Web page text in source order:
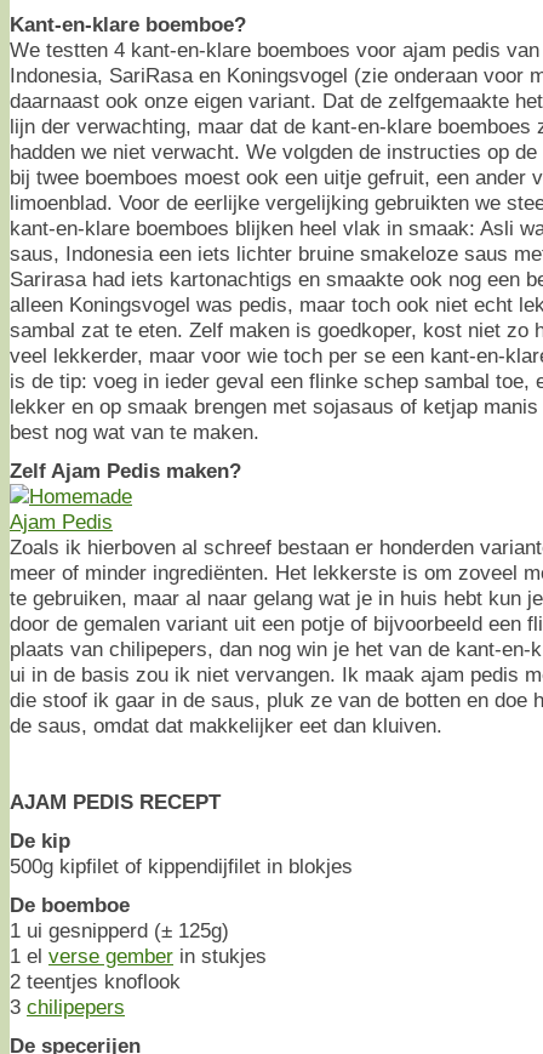
Kant-en-klare boemboe?
We testten 4 kant-en-klare boemboes voor ajam pedis
Indonesia, SariRasa en Koningsvogel (zie onderaan voor
daarnaast ook onze eigen variant. Dat de zelfgemaakte
lijn der verwachting, maar dat de kant-en-klare boemboes
hadden we niet verwacht. We volgden de instructies op
bij twee boemboes moest ook een uitje gefruit, een ander
limoenblad. Voor de eerlijke vergelijking gebruikten we
kant-en-klare boemboes blijken heel vlak in smaak: Asli
saus, Indonesia een iets lichter bruine smakeloze saus
Sarirasa had iets kartonachtigs en smaakte ook nog een
alleen Koningsvogel was pedis, maar toch ook niet echt
sambal zat te eten. Zelf maken is goedkoper, kost niet zo
veel lekkerder, maar voor wie toch per se een kant-en-
is de tip: voeg in ieder geval een flinke schep sambal toe,
lekker en op smaak brengen met sojasaus of ketjap
best nog wat van te maken.
Zelf Ajam Pedis maken?
Zoals ik hierboven al schreef bestaan er honderden
meer of minder ingrediënten. Het lekkerste is om zoveel
te gebruiken, maar al naar gelang wat je in huis hebt kun
door de gemalen variant uit een potje of bijvoorbeeld een
plaats van chilipepers, dan nog win je het van de kant-en-
ui in de basis zou ik niet vervangen. Ik maak ajam pedis
die stoof ik gaar in de saus, pluk ze van de botten en doe
de saus, omdat dat makkelijker eet dan kluiven.
AJAM PEDIS RECEPT
De kip
500g kipfilet of kippendijfilet in blokjes
De boemboe
1 ui gesnipperd (± 125g)
1 el verse gember in stukjes
2 teentjes knoflook
3 chilipepers
De specerijen